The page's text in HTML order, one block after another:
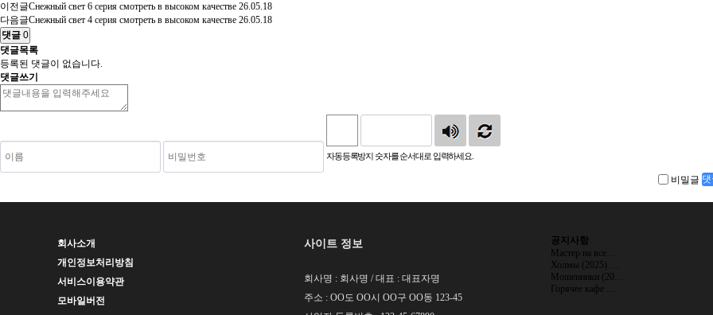
이전글Снежный свет 6 серия смотреть в высоком качестве 26.05.18
다음글Снежный свет 4 серия смотреть в высоком качестве 26.05.18
댓글 0
댓글목록
등록된 댓글이 없습니다.
댓글쓰기
자동등록방지 숫자를 순서대로 입력하세요.
비밀글
회사소개
개인정보처리방침
서비스이용약관
모바일버전
사이트 정보
회사명 : 회사명 / 대표 : 대표자명
주소 : OO도 OO시 OO구 OO동 123-45
공지사항
Мастер на все…
Холмы (2025) …
Мошенники (20…
Горячее кафе …